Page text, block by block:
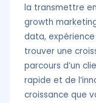
la transmettre
growth
data,
trouver une
parcours d’un
rapide et de
croissance que